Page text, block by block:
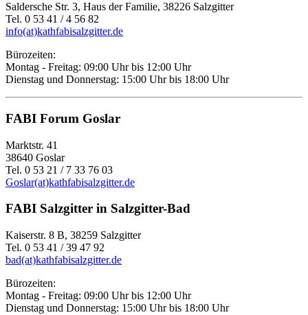
Saldersche Str. 3, Haus der Familie, 38226 Salzgitter
Tel. 0 53 41 / 4 56 82
info(at)kathfabisalzgitter.de
Bürozeiten:
Montag - Freitag: 09:00 Uhr bis 12:00 Uhr
Dienstag und Donnerstag: 15:00 Uhr bis 18:00 Uhr
FABI Forum Goslar
Marktstr. 41
38640 Goslar
Tel. 0 53 21 / 7 33 76 03
Goslar(at)kathfabisalzgitter.de
FABI Salzgitter in Salzgitter-Bad
Kaiserstr. 8 B, 38259 Salzgitter
Tel. 0 53 41 / 39 47 92
bad(at)kathfabisalzgitter.de
Bürozeiten:
Montag - Freitag: 09:00 Uhr bis 12:00 Uhr
Dienstag und Donnerstag: 15:00 Uhr bis 18:00 Uhr